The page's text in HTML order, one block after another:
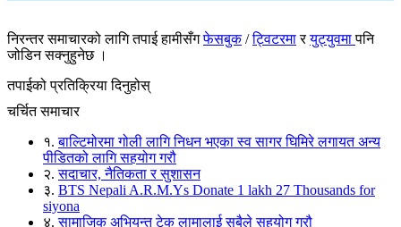
निरन्तर समाचारको लागि तपाई हामीसँगफेसबुक/ट्विटरमारयुट्युवमापनि
जोडिन सक्नुहुनेछ ।
तपाईको प्रतिक्रिया दिनुहोस्
चर्चित समाचार
१.बाल्टिमोरमा गोली लागि निधन भएका स्व सागर घिमिरे लगायत अन्य
पीडितको लागि सहयोग गरौ
२.सदाचार, नैतिकता र सुशासन
३. BTS Nepali A.R.M.Ys Donate 1 lakh 27 Thousands for
siyona
४.सामाजिक अभियन्त टेक लामालाई सबैले सहयोग गरौ